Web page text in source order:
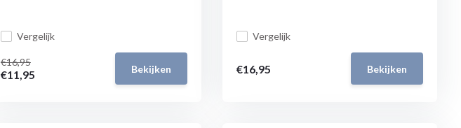
Vergelijk
€16,95
€11,95 Bekijken
Vergelijk
€16,95 Bekijken